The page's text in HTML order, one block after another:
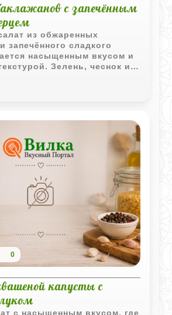
с запечённым
из обжаренных
запечённого сладкого
насыщенным вкусом и
Зелень, чеснок и
овощи, делая
и выразительным.
0
капусты с
с насыщенным вкусом, где